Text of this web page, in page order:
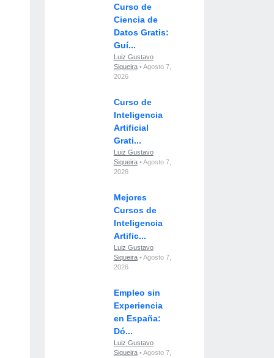
Curso de
Ciencia de
Datos Gratis:
Guí...
Luiz Gustavo
Siqueira• Agosto 7,
2026
Curso de
Inteligencia
Artificial
Grati...
Luiz Gustavo
Siqueira• Agosto 7,
2026
Mejores
Cursos de
Inteligencia
Artific...
Luiz Gustavo
Siqueira• Agosto 7,
2026
Empleo sin
Experiencia
en España:
Dó...
Luiz Gustavo
Siqueira• Agosto 7,